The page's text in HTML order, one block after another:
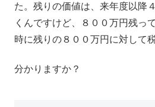
た。残りの価値は、来年度以降
くんですけど、８００万円残っ
時に残りの８００万円に対して
分かりますか？